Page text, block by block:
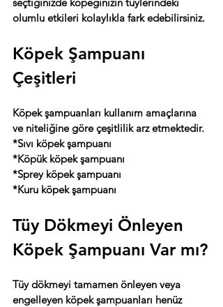
olumlu etkileri kolaylıkla fark edebilirsiniz.
Köpek Şampuanı
Çeşitleri
Köpek şampuanları kullanım amaçlarına
ve niteliğine göre çeşitlilik arz etmektedir.
*Sıvı köpek şampuanı
*Köpük köpek şampuanı
*Sprey köpek şampuanı
*Kuru köpek şampuanı
Tüy Dökmeyi Önleyen
Köpek Şampuanı Var mı?
Tüy dökmeyi tamamen önleyen veya
engelleyen köpek şampuanları henüz